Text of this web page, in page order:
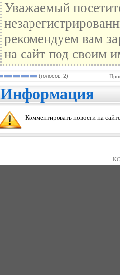
Уважаемый
рекомендуем вам
на сайт под своим
(голосов: 2)
Информация
Комментировать новости на